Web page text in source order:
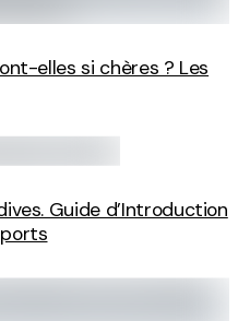
elles si chères ? Les
Guide d’Introduction